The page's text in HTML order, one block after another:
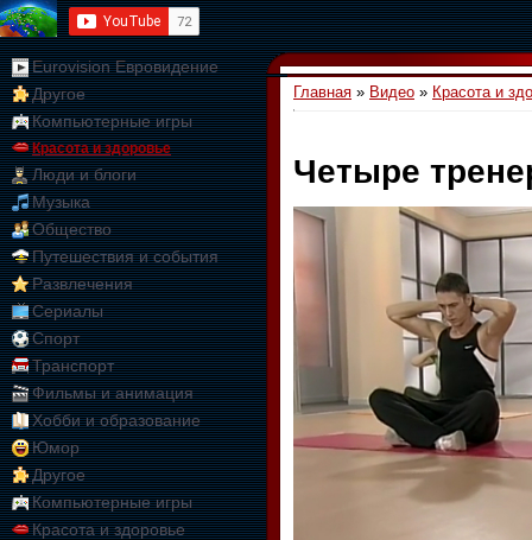
Eurovision Евровидение
Другое
Компьютерные игры
Красота и здоровье
Люди и блоги
Музыка
Общество
Путешествия и события
Развлечения
Сериалы
Спорт
Транспорт
Фильмы и анимация
Хобби и образование
Юмор
Другое
Компьютерные игры
Красота и здоровье
Главная » Видео » Красота и
Четыре